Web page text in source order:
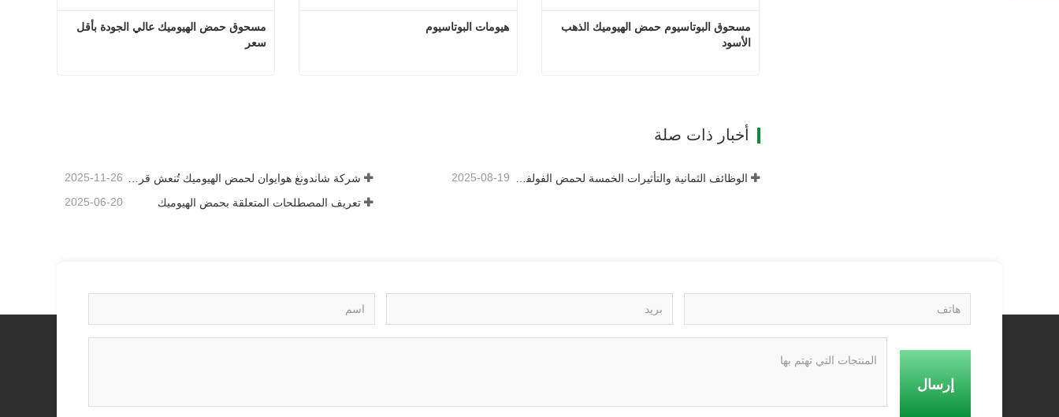
سعر
هيومات البوتاسيوم
الأسود
أخبار ذات صلة
2025-11-26 2025-08-19
تعريف المصطلحات المتعلقة بحمض الهيوميك 2025-06-20
إرسال